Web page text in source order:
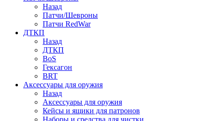
Назад
Патчи/Шевроны
Патчи RedWar
ДТКП
Назад
ДТКП
BoS
Гексагон
BRT
Аксессуары для оружия
Назад
Аксессуары для оружия
Кейсы и ящики для патронов
Наборы и средства для чистки